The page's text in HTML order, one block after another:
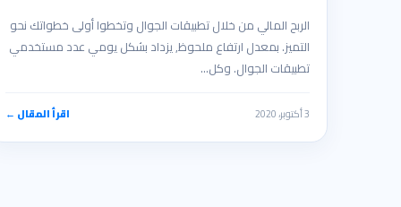
الربح المالي من خلال تطبيقات الجوال وتخطوا أولى خطواتك نحو
التميز. بمعدل ارتفاع ملحوظ, يزداد بشكل يومي عدد مستخدمي
تطبيقات الجوال. وكل…
3 أكتوبر، 2020 اقرأ المقال ←